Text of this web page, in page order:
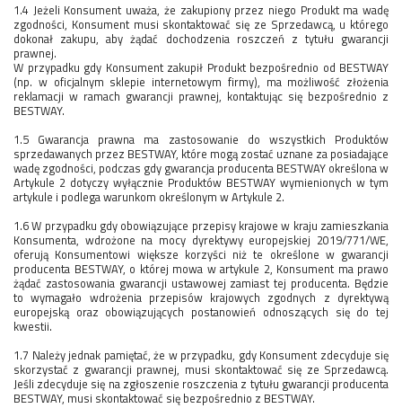
1.4 Jeżeli Konsument uważa, że zakupiony przez niego Produkt ma wadę
zgodności, Konsument musi skontaktować się ze Sprzedawcą, u którego
dokonał zakupu, aby żądać dochodzenia roszczeń z tytułu gwarancji
prawnej.
W przypadku gdy Konsument zakupił Produkt bezpośrednio od BESTWAY
(np. w oficjalnym sklepie internetowym firmy), ma możliwość złożenia
reklamacji w ramach gwarancji prawnej, kontaktując się bezpośrednio z
BESTWAY.
1.5 Gwarancja prawna ma zastosowanie do wszystkich Produktów
sprzedawanych przez BESTWAY, które mogą zostać uznane za posiadające
wadę zgodności, podczas gdy gwarancja producenta BESTWAY określona w
Artykule 2 dotyczy wyłącznie Produktów BESTWAY wymienionych w tym
artykule i podlega warunkom określonym w Artykule 2.
1.6 W przypadku gdy obowiązujące przepisy krajowe w kraju zamieszkania
Konsumenta, wdrożone na mocy dyrektywy europejskiej 2019/771/WE,
oferują Konsumentowi większe korzyści niż te określone w gwarancji
producenta BESTWAY, o której mowa w artykule 2, Konsument ma prawo
żądać zastosowania gwarancji ustawowej zamiast tej producenta. Będzie
to wymagało wdrożenia przepisów krajowych zgodnych z dyrektywą
europejską oraz obowiązujących postanowień odnoszących się do tej
kwestii.
1.7 Należy jednak pamiętać, że w przypadku, gdy Konsument zdecyduje się
skorzystać z gwarancji prawnej, musi skontaktować się ze Sprzedawcą.
Jeśli zdecyduje się na zgłoszenie roszczenia z tytułu gwarancji producenta
BESTWAY, musi skontaktować się bezpośrednio z BESTWAY.